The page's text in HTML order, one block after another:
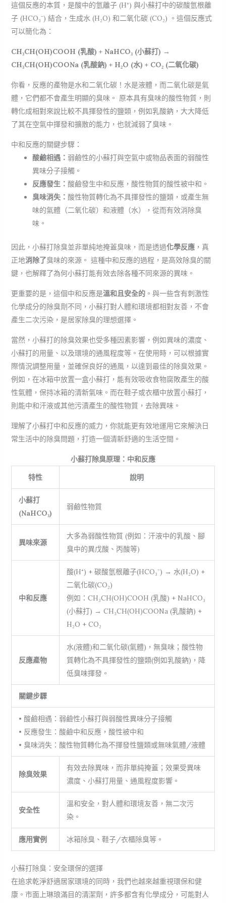
這個反應的本質，是酸中的氫離子 (H⁺) 與小蘇打中的碳酸氫根離
子 (HCO₃⁻) 結合，生成水 (H₂O) 和二氧化碳 (CO₂) 。這個反應式
可以簡化為：
CH₃CH(OH)COOH (乳酸) + NaHCO₃ (小蘇打) →
CH₃CH(OH)COONa (乳酸鈉) + H₂O (水) + CO₂ (二氧化碳)
你看，反應的產物是水和二氧化碳！水是液體，而二氧化碳是氣
體，它們都不會產生明顯的臭味。 原本具有臭味的酸性物質，則
轉化成相對來說比較不具揮發性的鹽類，例如乳酸鈉，大大降低
了其在空氣中揮發和擴散的能力，也就減弱了臭味。
中和反應的關鍵步驟：
酸鹼相遇： 弱鹼性的小蘇打與空氣中或物品表面的弱酸性
異味分子接觸。
反應發生： 酸鹼發生中和反應，酸性物質的酸性被中和。
臭味消失： 酸性物質轉化為不具揮發性的鹽類，或產生無
味的氣體（二氧化碳）和液體（水），從而有效消除臭
味。
因此，小蘇打除臭並非單純地掩蓋臭味，而是透過化學反應，真
正地消除了臭味的來源。 這種中和反應的過程，是高效除臭的關
鍵，也解釋了為何小蘇打能有效去除各種不同來源的異味。
更重要的是，這個中和反應是溫和且安全的。與一些含有刺激性
化學成分的除臭劑不同，小蘇打對人體和環境都相對友善，不會
產生二次污染，是居家除臭的理想選擇。
當然，小蘇打的除臭效果也受多種因素影響，例如異味的濃度、
小蘇打的用量、以及環境的通風程度等。在使用時，可以根據實
際情況調整用量，並確保良好的通風，以達到最佳的除臭效果。
例如，在冰箱中放置一盒小蘇打，能有效吸收食物腐敗產生的酸
性氣體，保持冰箱的清新氣味。而在鞋子或衣櫃中放置小蘇打，
則能中和汗液或其他污漬產生的酸性物質，去除異味。
理解了小蘇打中和反應的威力，你就能更有效地運用它來解決日
常生活中的除臭問題，打造一個清新舒適的生活空間。
小蘇打除臭原理：中和反應
特性
說明
小蘇打
(NaHCO₃)
弱鹼性物質
異味來源
大多為弱酸性物質 (例如：汗液中的乳酸、腳
臭中的異戊酸、丙酸等)
中和反應
酸(H⁺) + 碳酸氫根離子(HCO₃⁻) → 水(H₂O) +
二氧化碳(CO₂)
例如：CH₃CH(OH)COOH (乳酸) + NaHCO₃
(小蘇打) → CH₃CH(OH)COONa (乳酸鈉) +
H₂O + CO₂
反應產物
水(液體)和二氧化碳(氣體)，無臭味；酸性物
質轉化為不具揮發性的鹽類(例如乳酸鈉)，降
低臭味揮發。
關鍵步驟
• 酸鹼相遇：弱鹼性小蘇打與弱酸性異味分子接觸
• 反應發生：酸鹼中和反應，酸性被中和
• 臭味消失：酸性物質轉化為不揮發性鹽類或無味氣體/液體
除臭效果
有效去除異味，而非單純掩蓋；效果受異味
濃度、小蘇打用量、通風程度影響。
安全性
溫和安全，對人體和環境友善，無二次污
染。
應用實例 冰箱除臭、鞋子/衣櫃除臭等。
小蘇打除臭：安全環保的選擇
在追求乾淨舒適居家環境的同時，我們也越來越重視環保和健
康。市面上琳琅滿目的清潔劑，許多都含有化學成分，可能對人